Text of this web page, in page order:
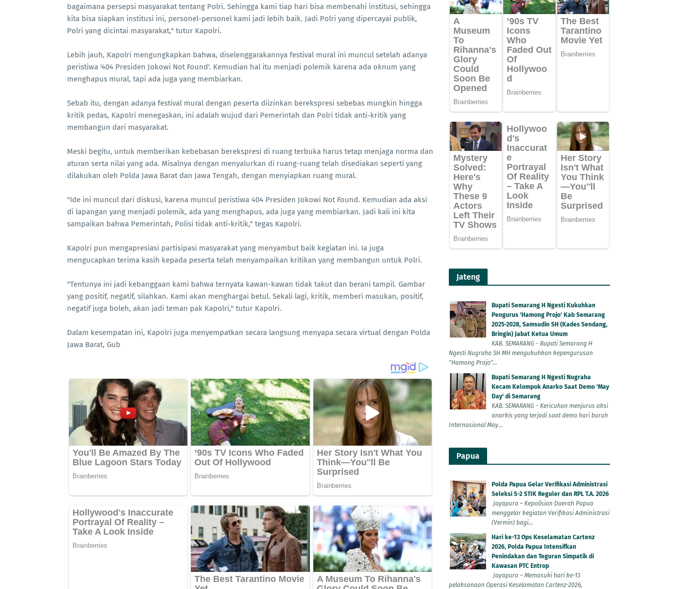
bagaimana persepsi masyarakat tentang Polri. Sehingga kami tiap hari bisa membenahi institusi, sehingga
kita bisa siapkan institusi ini, personel-personel kami jadi lebih baik. Jadi Polri yang dipercayai publik,
Polri yang dicintai masyarakat," tutur Kapolri.
Lebih jauh, Kapolri mengungkapkan bahwa, diselenggarakannya festival mural ini muncul setelah adanya
peristiwa '404 Presiden Jokowi Not Found'. Kemudian hal itu menjadi polemik karena ada oknum yang
menghapus mural, tapi ada juga yang membiarkan.
Sebab itu, dengan adanya festival mural dengan peserta diizinkan berekspresi sebebas mungkin hingga
kritik pedas, Kapolri menegaskan, ini adalah wujud dari Pemerintah dan Polri tidak anti-kritik yang
membangun dari masyarakat.
Meski begitu, untuk memberikan kebebasan berekspresi di ruang terbuka harus tetap menjaga norma dan
aturan serta nilai yang ada. Misalnya dengan menyalurkan di ruang-ruang telah disediakan seperti yang
dilakukan oleh Polda Jawa Barat dan Jawa Tengah, dengan menyiapkan ruang mural.
"Ide ini muncul dari diskusi, karena muncul peristiwa 404 Presiden Jokowi Not Found. Kemudian ada aksi
di lapangan yang menjadi polemik, ada yang menghapus, ada juga yang membiarkan. Jadi kali ini kita
sampaikan bahwa Pemerintah, Polisi tidak anti-kritik," tegas Kapolri.
Kapolri pun mengapresiasi partisipasi masyarakat yang menyambut baik kegiatan ini. Ia juga
mengucapkan terima kasih kepada peserta telah menyampaikan kritikan yang membangun untuk Polri.
"Tentunya ini jadi kebanggaan kami bahwa ternyata kawan-kawan tidak takut dan berani tampil. Gambar
yang positif, negatif, silahkan. Kami akan menghargai betul. Sekali lagi, kritik, memberi masukan, positif,
negatif juga boleh, akan jadi teman pak Kapolri," tutur Kapolri.
Dalam kesempatan ini, Kapolri juga menyempatkan secara langsung menyapa secara virtual dengan Polda
Jawa Barat, Gub
Jateng
Bupati Semarang H Ngesti Kukuhkan
Pengurus 'Hamong Projo' Kab Semarang
2025-2028, Samsudin SH (Kades Sendang,
Bringin) Jabat Ketua Umum
KAB. SEMARANG - Bupati Semarang H
Ngesti Nugraha SH MH mengukuhkan kepengurusan
"Hamong Projo"...
Bupati Semarang H Ngesti Nugraha
Kecam Kelompok Anarko Saat Demo 'May
Day' di Semarang
KAB. SEMARANG - Kericuhan menjurus aksi
anarkis yang terjadi saat demo hari buruh
Internasional May...
Papua
Polda Papua Gelar Verifikasi Administrasi
Seleksi S-2 STIK Reguler dan RPL T.A. 2026
Jayapura – Kepolisian Daerah Papua
menggelar kegiatan Verifikasi Administrasi
(Vermin) bagi...
Hari ke-13 Ops Keselamatan Cartenz
2026, Polda Papua Intensifkan
Penindakan dan Teguran Simpatik di
Kawasan PTC Entrop
Jayapura – Memasuki hari ke-13
pelaksanaan Operasi Keselamatan Cartenz-2026,